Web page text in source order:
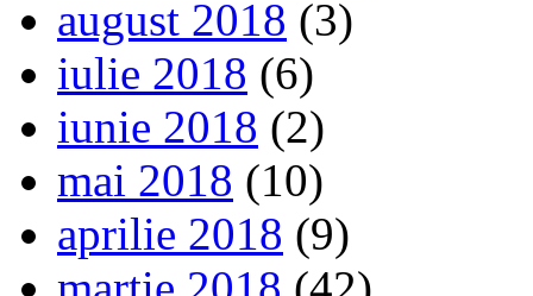
august 2018 (3)
iulie 2018 (6)
iunie 2018 (2)
mai 2018 (10)
aprilie 2018 (9)